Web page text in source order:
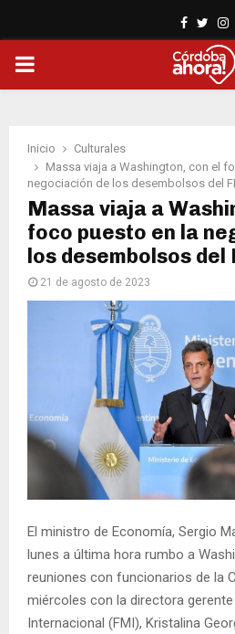
Facebook
PRIMARY
Inicio
Culturales
Massa viaja a Washington, con el
negociación de los desembolsos del
Massa viaja a
foco puesto en la
los desembolsos del
21 de agosto de 2023
El ministro de Economía, Sergio
lunes a última hora rumbo a
reuniones con funcionarios de la
miércoles con la directora
Internacional (FMI), Kristalina